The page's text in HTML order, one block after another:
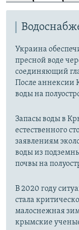
Украина
пресной воде
соединяющий
После аннексии
воды на
Запасы воды в
естественного
заявлениям
воды из
почвы на
В 2020 году
стала
малоснежная
крымские